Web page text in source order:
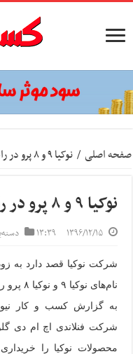
صفحه اصلی / نوکیا ۹ و ۸ پرو در راهند
نوکیا ۹ و ۸ پرو در راهند
۱۳۹۶/۱۲/۱۵ ۱۳:۳۹
شرکت نوکیا قصد دارد به
نام‌های نوکیا ۹ و نوکیا ۸ پرو را به بازار عرضه کند.
شرکت فنلاندی اچ ام دی
محصولات نوکیا را